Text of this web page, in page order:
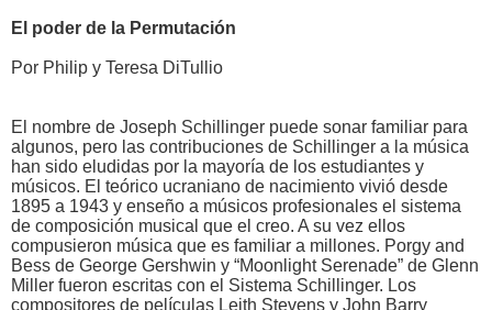
El poder de la Permutación
Por Philip y Teresa DiTullio
El nombre de Joseph Schillinger puede sonar familiar para
algunos, pero las contribuciones de Schillinger a la música
han sido eludidas por la mayoría de los estudiantes y
músicos. El teórico ucraniano de nacimiento vivió desde
1895 a 1943 y enseño a músicos profesionales el sistema
de composición musical que el creo. A su vez ellos
compusieron música que es familiar a millones. Porgy and
Bess de George Gershwin y “Moonlight Serenade” de Glenn
Miller fueron escritas con el Sistema Schillinger. Los
compositores de películas Leith Stevens y John Barry